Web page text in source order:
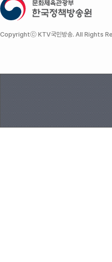
Copyrightⓒ KTV국민방송. All Rights